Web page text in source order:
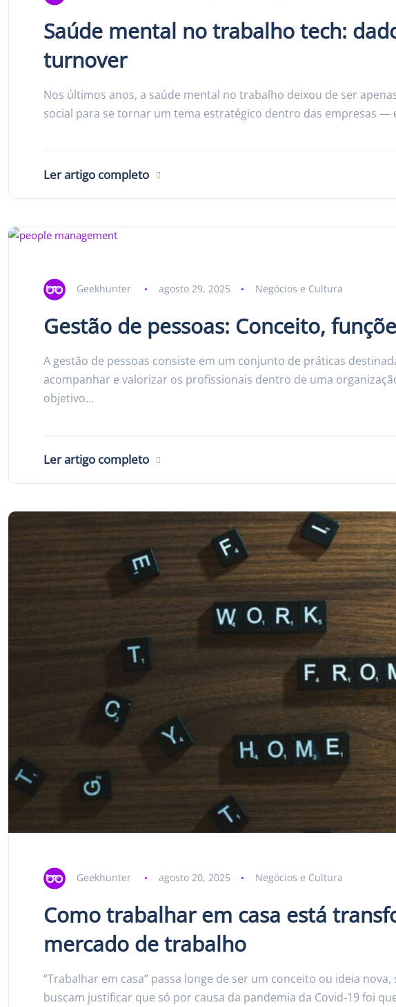
Saúde mental no trabalho tech:
turnover
Nos últimos anos, a saúde mental no trabalho deixou de ser
social para se tornar um tema estratégico dentro das empresas —
Ler artigo completo
Geekhunter agosto 29, 2025 Negócios e Cultura
Gestão de pessoas: Conceito,
A gestão de pessoas consiste em um conjunto de práticas
acompanhar e valorizar os profissionais dentro de uma
objetivo…
Ler artigo completo
Geekhunter agosto 20, 2025 Negócios e Cultura
Como trabalhar em casa está
mercado de trabalho
“Trabalhar em casa” passa longe de ser um conceito ou ideia
buscam justificar que só por causa da pandemia da Covid-19 foi